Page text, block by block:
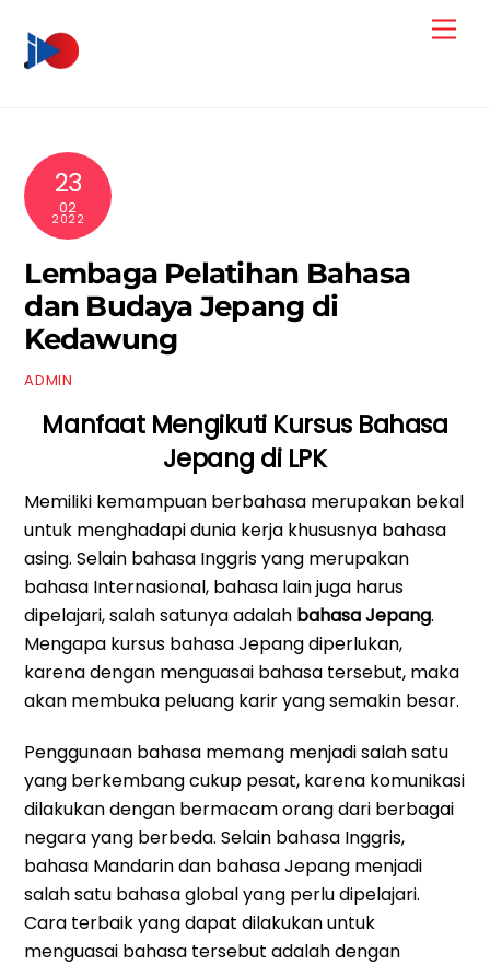
content
23
02
2022
Lembaga Pelatihan Bahasa
dan Budaya Jepang di
Kedawung
ADMIN
Manfaat Mengikuti Kursus Bahasa
Jepang di LPK
Memiliki kemampuan berbahasa merupakan bekal
untuk menghadapi dunia kerja khususnya bahasa
asing. Selain bahasa Inggris yang merupakan
bahasa Internasional, bahasa lain juga harus
dipelajari, salah satunya adalah bahasa Jepang.
Mengapa kursus bahasa Jepang diperlukan,
karena dengan menguasai bahasa tersebut, maka
akan membuka peluang karir yang semakin besar.
Penggunaan bahasa memang menjadi salah satu
yang berkembang cukup pesat, karena komunikasi
dilakukan dengan bermacam orang dari berbagai
negara yang berbeda. Selain bahasa Inggris,
bahasa Mandarin dan bahasa Jepang menjadi
salah satu bahasa global yang perlu dipelajari.
Cara terbaik yang dapat dilakukan untuk
menguasai bahasa tersebut adalah dengan